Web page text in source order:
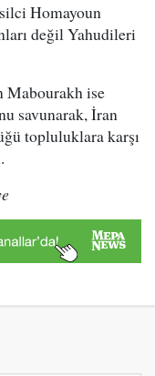
Homayoun
değil Yahudileri
Mabourakh ise
savunarak, İran
topluluklara karşı